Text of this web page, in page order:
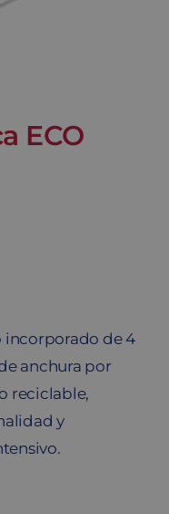
ECO
incorporado de 4
anchura por
reciclable,
y